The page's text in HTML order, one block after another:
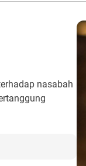
nasabah